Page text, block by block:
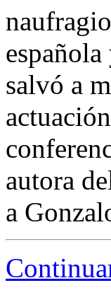
salvó a
autora
a